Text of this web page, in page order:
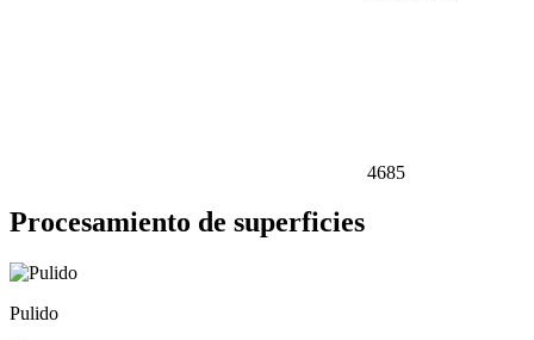
4685
Procesamiento de superficies
Pulido